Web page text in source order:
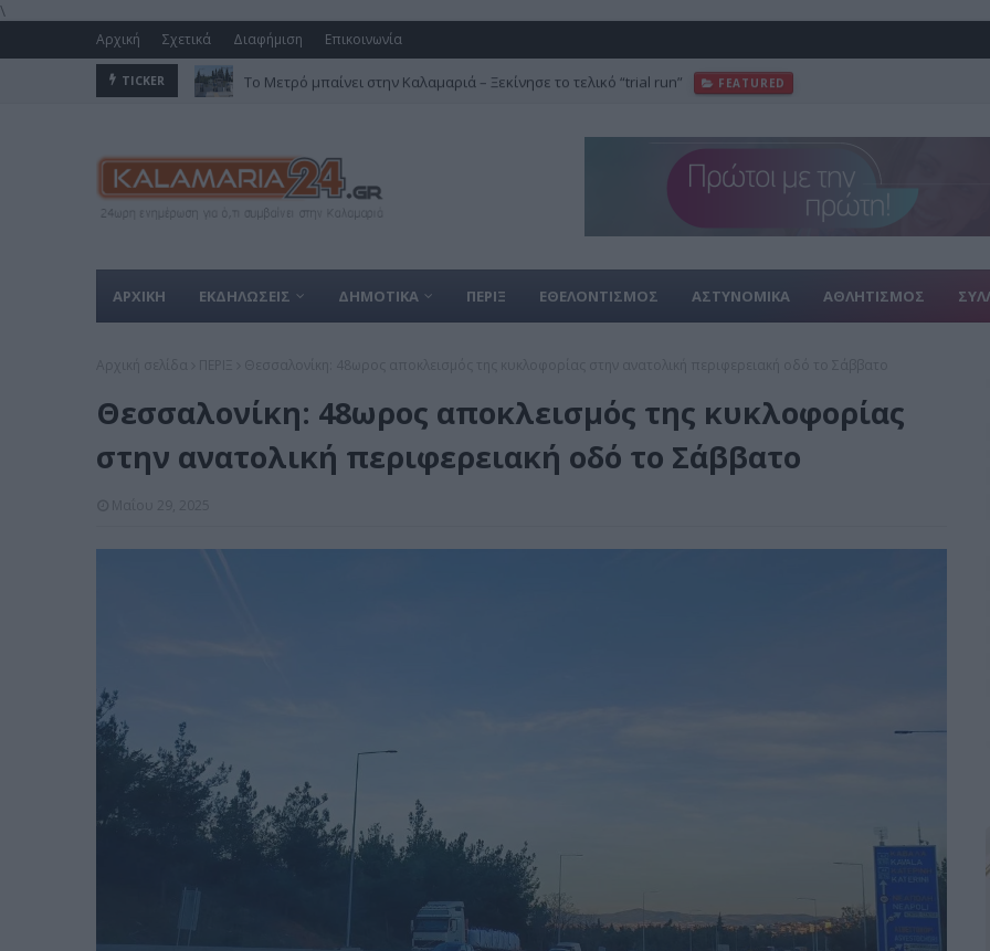
\
Αρχική Σχετικά Διαφήμιση Επικοινωνία
TICKER Το Μετρό μπαίνει στην Καλαμαριά – Ξεκίνησε το τελικό “trial run” FEATURED
ΑΡΧΙΚΗ ΕΚΔΗΛΩΣΕΙΣ ΔΗΜΟΤΙΚΑ ΠΕΡΙΞ ΕΘΕΛΟΝΤΙΣΜΟΣ ΑΣΤΥΝΟΜΙΚΑ ΑΘΛΗΤΙΣΜΟΣ
Θεσσαλονίκη: 48ωρος αποκλεισμός της κυκλοφορίας
στην ανατολική περιφερειακή οδό το Σάββατο